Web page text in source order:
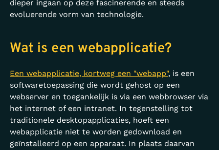
dieper ingaan op deze fascinerende en steeds
evoluerende vorm van technologie.
Wat is een webapplicatie?
Een webapplicatie, kortweg een "webapp", is een
softwaretoepassing die wordt gehost op een
webserver en toegankelijk is via een webbrowser via
het internet of een intranet. In tegenstelling tot
traditionele desktopapplicaties, hoeft een
webapplicatie niet te worden gedownload en
geïnstalleerd op een apparaat. In plaats daarvan